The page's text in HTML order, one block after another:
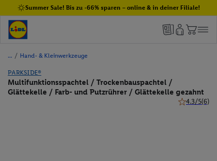
Summer Sale! Bis zu -66% sparen – online & in deiner Filiale!
/ Hand- & Kleinwerkzeuge
PARKSIDE®
Multifunktionsspachtel / Trockenbauspachtel /
Glättekelle / Farb- und Putzrührer / Glättekelle gezahnt
4.3/5(6)